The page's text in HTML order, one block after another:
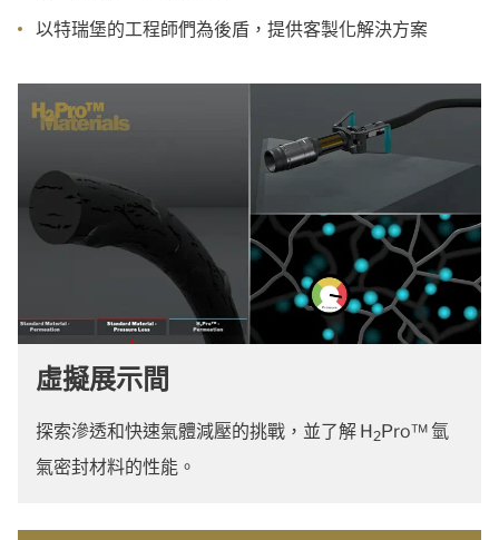
以特瑞堡的工程師們為後盾，提供客製化解決方案
虛擬展示間
探索滲透和快速氣體減壓的挑戰，並了解 H2Pro™ 氫
氣密封材料的性能。